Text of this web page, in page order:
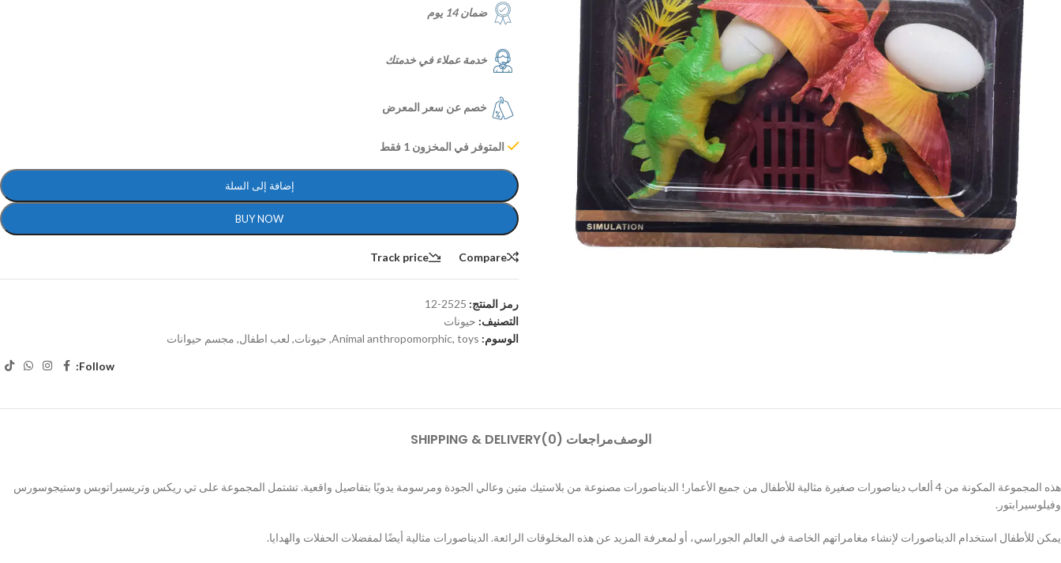
ضمان 14 يوم
خدمة عملاء في خدمتك
خصم عن سعر المعرض
المتوفر في المخزون 1 فقط
إضافة إلى السلة
BUY NOW
Compare
Track price
رمز المنتج: 2525-12
التصنيف: حيونات
الوسوم:
Animal anthropomorphic, toys
, حيونات, لعب اطفال, مجسم حيوانات
Follow:
الوصفمراجعات (0) SHIPPING & DELIVERY
هذه المجموعة المكونة من 4 ألعاب ديناصورات صغيرة مثالية للأطفال من جميع الأعمار! الديناصورات مصنوعة من بلاستيك متين وعالي الجودة ومرسومة يدويًا بتفاصيل واقعية. تشتمل المجموعة على تي ريكس وتريسيراتوبس وستيجوسورس
وفيلوسيرابتور.
يمكن للأطفال استخدام الديناصورات لإنشاء مغامراتهم الخاصة في العالم الجوراسي، أو لمعرفة المزيد عن هذه المخلوقات الرائعة. الديناصورات مثالية أيضًا لمفضلات الحفلات والهدايا.